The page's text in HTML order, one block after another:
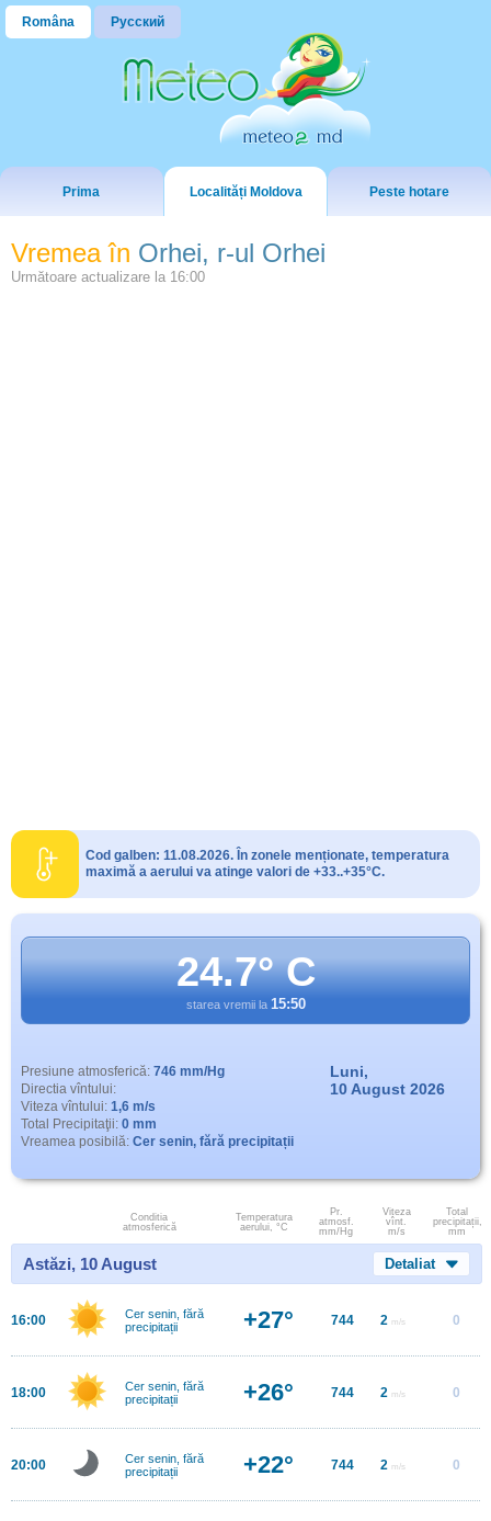
Româna Русский
Prima Localități Moldova Peste hotare
Vremea în Orhei, r-ul Orhei
Următoare actualizare la 16:00
Cod galben: 11.08.2026. În zonele menționate, temperatura
maximă a aerului va atinge valori de +33..+35°C.
24.7° C
starea vremii la 15:50
Presiune atmosferică: 746 mm/Hg
Directia vîntului:
Viteza vîntului: 1,6 m/s
Total Precipitaţii: 0 mm
Vreamea posibilă: Cer senin, fără precipitații
Luni,
10 August 2026
Conditia
atmosferică
Temperatura
aerului, °C
Pr.
atmosf.
mm/Hg
Viteza
vînt.
m/s
Total
precipitații,
mm
Astăzi, 10 August Detaliat
16:00
Cer senin, fără
precipitații
+27° 744 2 m/s 0
18:00
Cer senin, fără
precipitații
+26° 744 2 m/s 0
20:00
Cer senin, fără
precipitații
+22° 744 2 m/s 0